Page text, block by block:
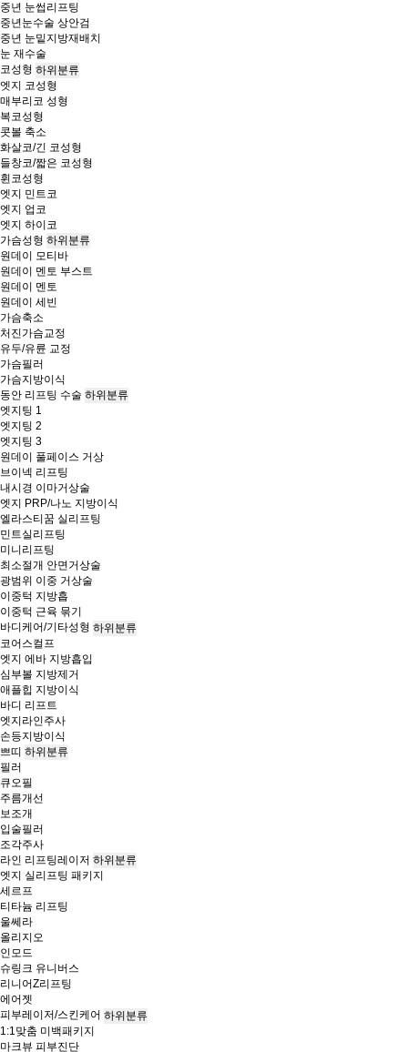
중년 눈썹리프팅
중년눈수술 상안검
중년 눈밑지방재배치
눈 재수술
코성형 하위분류
엣지 코성형
매부리코 성형
복코성형
콧볼 축소
화살코/긴 코성형
들창코/짧은 코성형
휜코성형
엣지 민트코
엣지 업코
엣지 하이코
가슴성형 하위분류
원데이 모티바
원데이 멘토 부스트
원데이 멘토
원데이 세빈
가슴축소
처진가슴교정
유두/유륜 교정
가슴필러
가슴지방이식
동안 리프팅 수술 하위분류
엣지팅 1
엣지팅 2
엣지팅 3
원데이 풀페이스 거상
브이넥 리프팅
내시경 이마거상술
엣지 PRP/나노 지방이식
엘라스티꿈 실리프팅
민트실리프팅
미니리프팅
최소절개 안면거상술
광범위 이중 거상술
이중턱 지방흡
이중턱 근육 묶기
바디케어/기타성형 하위분류
코어스컬프
엣지 에바 지방흡입
심부볼 지방제거
애플힙 지방이식
바디 리프트
엣지라인주사
손등지방이식
쁘띠 하위분류
필러
큐오필
주름개선
보조개
입술필러
조각주사
라인 리프팅레이저 하위분류
엣지 실리프팅 패키지
세르프
티타늄 리프팅
울쎄라
올리지오
인모드
슈링크 유니버스
리니어Z리프팅
에어젯
피부레이저/스킨케어 하위분류
1:1맞춤 미백패키지
마크뷰 피부진단